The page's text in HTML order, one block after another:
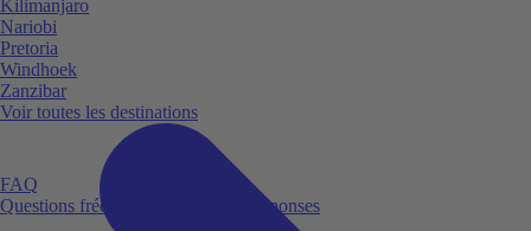
FAQ
Questions fréquemment posées et réponses
Kilimanjaro
Nariobi
Pretoria
Windhoek
Zanzibar
Voir toutes les destinations